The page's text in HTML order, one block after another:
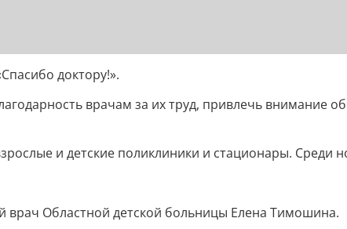
доктору!».
врачам за их труд, привлечь внимание
и детские поликлиники и стационары. Среди
врач Областной детской больницы Елена Тимошина.